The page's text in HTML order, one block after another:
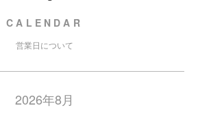
CALENDAR
営業日について
2026年8月